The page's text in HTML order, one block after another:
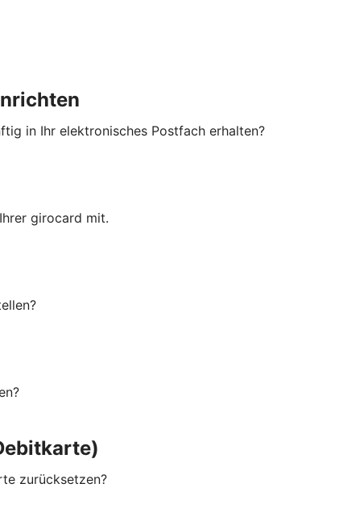
in Ihr elektronisches Postfach erhalten?
girocard mit.
zurücksetzen?